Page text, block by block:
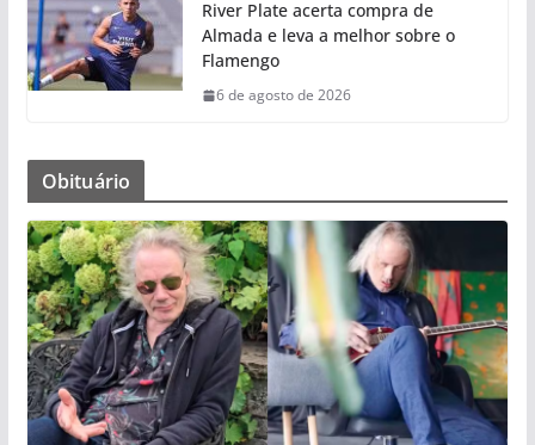
River Plate acerta compra de
Almada e leva a melhor sobre o
Flamengo
6 de agosto de 2026
Obituário